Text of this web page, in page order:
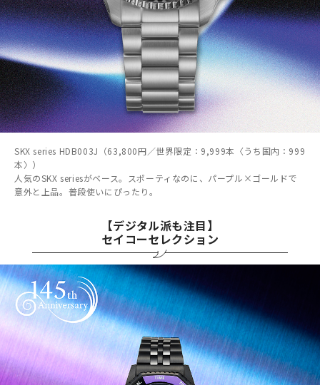
SKX series HDB003J（63,800円／世界限定：9,999本〈うち国内：999
本〉）
人気のSKX seriesがベース。スポーティなのに、パープル×ゴールドで
意外と上品。普段使いにぴったり。
【デジタル派も注目】
セイコーセレクション